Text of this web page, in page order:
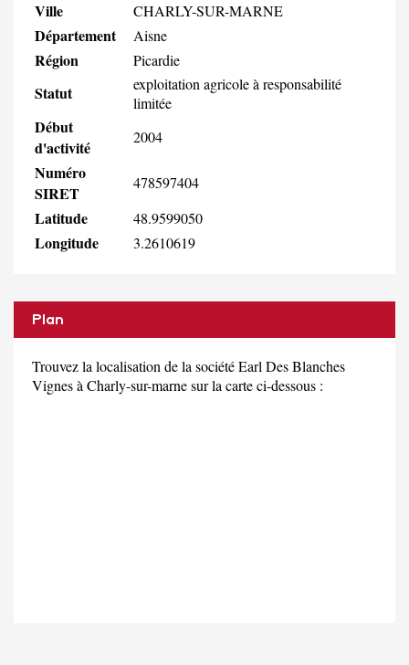
Ville CHARLY-SUR-MARNE
Département Aisne
Région Picardie
Statut
exploitation agricole à responsabilité
limitée
Début
d'activité
2004
Numéro
SIRET
478597404
Latitude 48.9599050
Longitude 3.2610619
Plan
Trouvez la localisation de la société Earl Des Blanches
Vignes à Charly-sur-marne sur la carte ci-dessous :